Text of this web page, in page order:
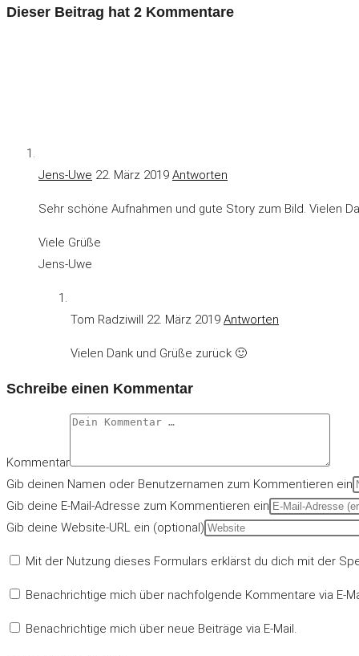
Dieser Beitrag hat 2 Kommentare
Jens-Uwe 22. März 2019 Antworten
Sehr schöne Aufnahmen und gute Story zum Bild. Vielen
Viele Grüße
Jens-Uwe
Tom Radziwill 22. März 2019 Antworten
Vielen Dank und Grüße zurück 🙂
Schreibe einen Kommentar
Kommentar
Gib deinen Namen oder Benutzernamen zum Kommentieren ein
Gib deine E-Mail-Adresse zum Kommentieren ein
Gib deine Website-URL ein (optional)
Mit der Nutzung dieses Formulars erklärst du dich mit der
Benachrichtige mich über nachfolgende Kommentare via E-
Benachrichtige mich über neue Beiträge via E-Mail.